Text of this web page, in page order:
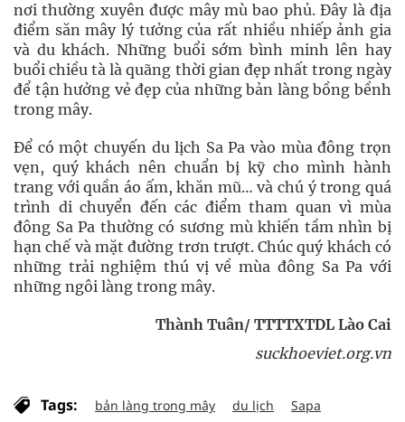
nơi thường xuyên được mây mù bao phủ. Đây là địa
điểm săn mây lý tưởng của rất nhiều nhiếp ảnh gia
và du khách. Những buổi sớm bình minh lên hay
buổi chiều tà là quãng thời gian đẹp nhất trong ngày
để tận hưởng vẻ đẹp của những bản làng bồng bềnh
trong mây.
Để có một chuyến du lịch Sa Pa vào mùa đông trọn
vẹn, quý khách nên chuẩn bị kỹ cho mình hành
trang với quần áo ấm, khăn mũ… và chú ý trong quá
trình di chuyển đến các điểm tham quan vì mùa
đông Sa Pa thường có sương mù khiến tầm nhìn bị
hạn chế và mặt đường trơn trượt. Chúc quý khách có
những trải nghiệm thú vị về mùa đông Sa Pa với
những ngôi làng trong mây.
Thành Tuân/ TTTTXTDL Lào Cai
suckhoeviet.org.vn
Tags: bản làng trong mây du lịch
Sapa